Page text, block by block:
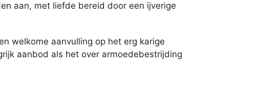
aan, met liefde bereid door een ijverige
welkome aanvulling op het erg karige
aanbod als het over armoedebestrijding